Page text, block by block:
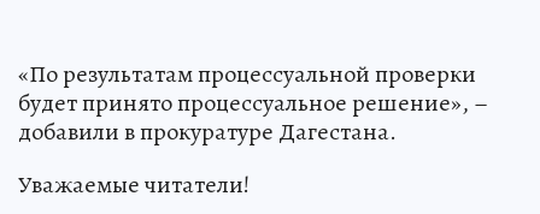
«По результатам процессуальной проверки
будет принято процессуальное решение», –
добавили в прокуратуре Дагестана.
Уважаемые читатели!